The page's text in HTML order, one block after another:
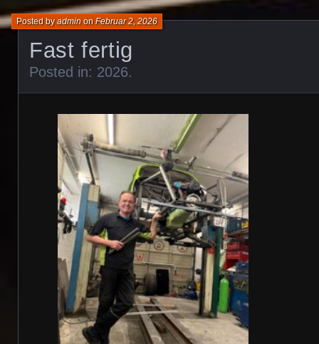
Fast fertig
Posted byadminonFebruar 2, 2026
Posted in: 2026.